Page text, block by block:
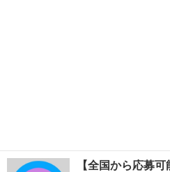
【全国から応募